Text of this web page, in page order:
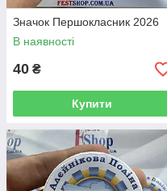
Значок Першокласник 2026
В наявності
40 ₴
Купити